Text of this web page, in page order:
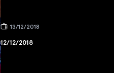
13/12/2018
12/12/2018